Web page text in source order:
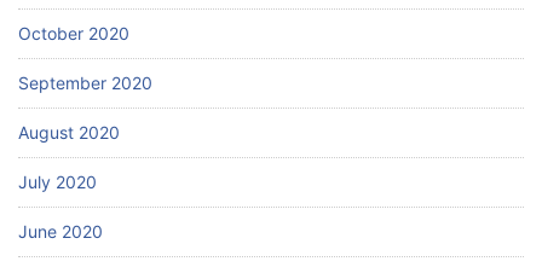
October 2020
September 2020
August 2020
July 2020
June 2020